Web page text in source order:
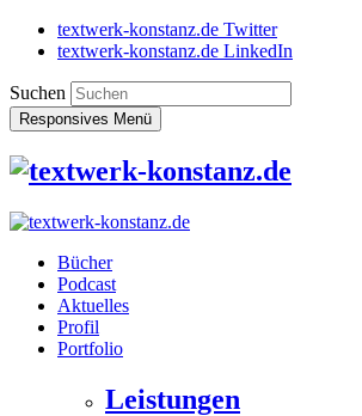
textwerk-konstanz.de Twitter
textwerk-konstanz.de LinkedIn
Suchen
Responsives Menü
Bücher
Podcast
Aktuelles
Profil
Portfolio
Leistungen